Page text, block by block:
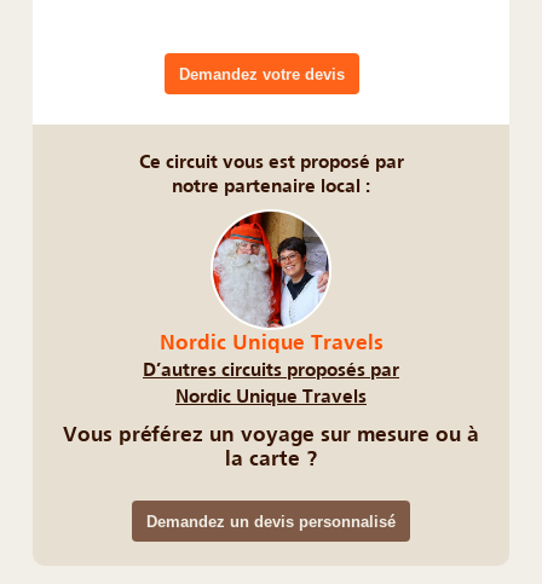
Demandez votre devis
Ce circuit vous est proposé par
notre partenaire local :
Nordic Unique Travels
D’autres circuits proposés par
Nordic Unique Travels
Vous préférez un voyage sur mesure ou à
la carte ?
Demandez un devis personnalisé